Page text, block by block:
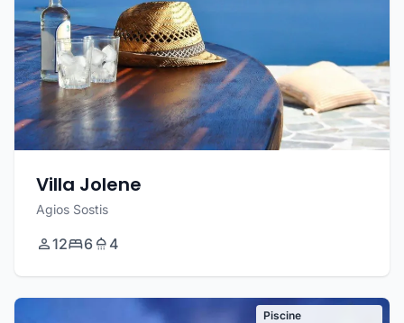
Villa Jolene
Agios Sostis
12 6 4
Piscine